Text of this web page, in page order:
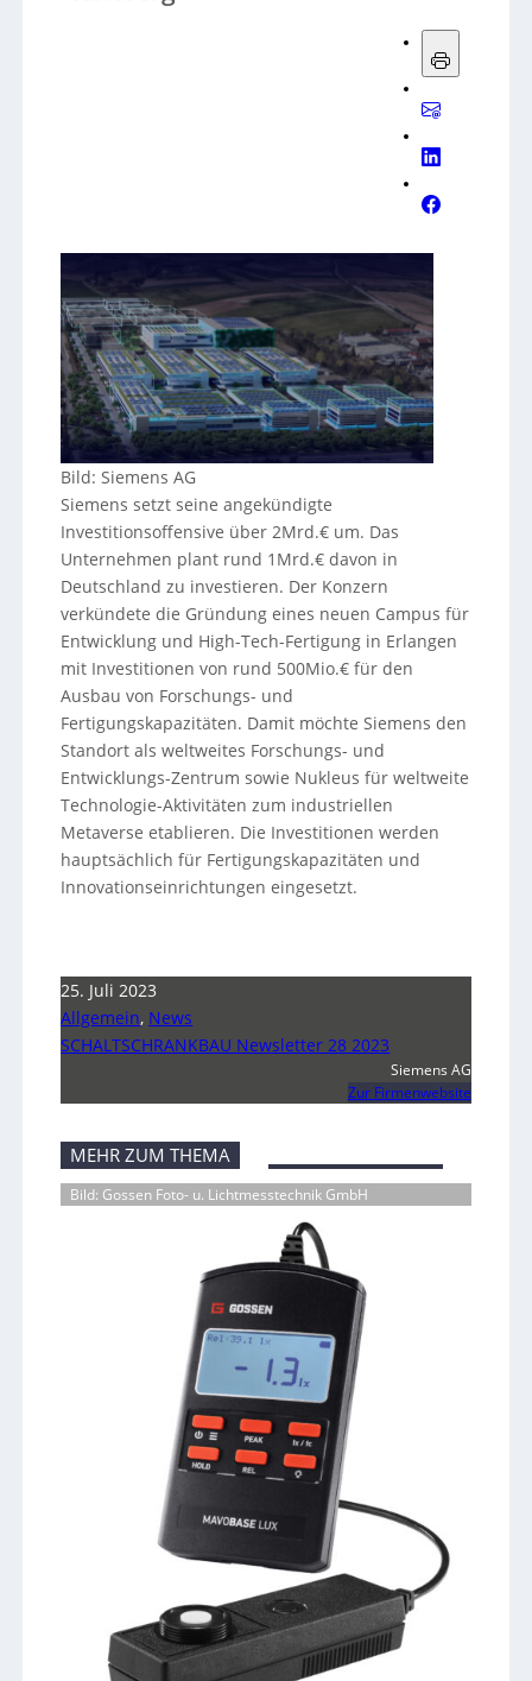
Bild: Siemens AG
Siemens setzt seine angekündigte
Investitionsoffensive über 2Mrd.€ um. Das
Unternehmen plant rund 1Mrd.€ davon in
Deutschland zu investieren. Der Konzern
verkündete die Gründung eines neuen Campus für
Entwicklung und High-Tech-Fertigung in Erlangen
mit Investitionen von rund 500Mio.€ für den
Ausbau von Forschungs- und
Fertigungskapazitäten. Damit möchte Siemens den
Standort als weltweites Forschungs- und
Entwicklungs-Zentrum sowie Nukleus für weltweite
Technologie-Aktivitäten zum industriellen
Metaverse etablieren. Die Investitionen werden
hauptsächlich für Fertigungskapazitäten und
Innovationseinrichtungen eingesetzt.
25. Juli 2023
Allgemein, News
SCHALTSCHRANKBAU Newsletter 28 2023
Siemens AG
Zur Firmenwebsite
MEHR ZUM THEMA
Bild: Gossen Foto- u. Lichtmesstechnik GmbH